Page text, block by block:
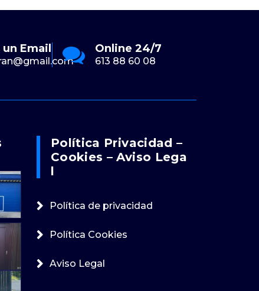
Email Online 24/7
613 88 60 08
Política Privacidad –
Cookies – Aviso Lega
L
Política de privacidad
Política Cookies
Aviso Legal